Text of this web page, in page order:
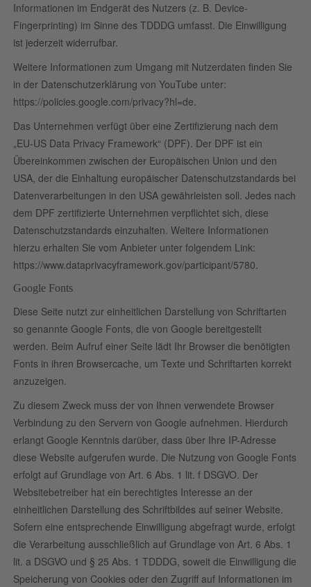
Informationen im Endgerät des Nutzers (z. B. Device-
Fingerprinting) im Sinne des TDDDG umfasst. Die Einwilligung
ist jederzeit widerrufbar.
Weitere Informationen zum Umgang mit Nutzerdaten finden Sie
in der Datenschutzerklärung von YouTube unter:
https://policies.google.com/privacy?hl=de.
Das Unternehmen verfügt über eine Zertifizierung nach dem
„EU-US Data Privacy Framework“ (DPF). Der DPF ist ein
Übereinkommen zwischen der Europäischen Union und den
USA, der die Einhaltung europäischer Datenschutzstandards bei
Datenverarbeitungen in den USA gewährleisten soll. Jedes nach
dem DPF zertifizierte Unternehmen verpflichtet sich, diese
Datenschutzstandards einzuhalten. Weitere Informationen
hierzu erhalten Sie vom Anbieter unter folgendem Link:
https://www.dataprivacyframework.gov/participant/5780.
Google Fonts
Diese Seite nutzt zur einheitlichen Darstellung von Schriftarten
so genannte Google Fonts, die von Google bereitgestellt
werden. Beim Aufruf einer Seite lädt Ihr Browser die benötigten
Fonts in ihren Browsercache, um Texte und Schriftarten korrekt
anzuzeigen.
Zu diesem Zweck muss der von Ihnen verwendete Browser
Verbindung zu den Servern von Google aufnehmen. Hierdurch
erlangt Google Kenntnis darüber, dass über Ihre IP-Adresse
diese Website aufgerufen wurde. Die Nutzung von Google Fonts
erfolgt auf Grundlage von Art. 6 Abs. 1 lit. f DSGVO. Der
Websitebetreiber hat ein berechtigtes Interesse an der
einheitlichen Darstellung des Schriftbildes auf seiner Website.
Sofern eine entsprechende Einwilligung abgefragt wurde, erfolgt
die Verarbeitung ausschließlich auf Grundlage von Art. 6 Abs. 1
lit. a DSGVO und § 25 Abs. 1 TDDDG, soweit die Einwilligung die
Speicherung von Cookies oder den Zugriff auf Informationen im